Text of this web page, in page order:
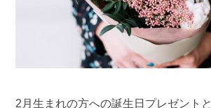
2月生まれの方への誕生日プレゼント